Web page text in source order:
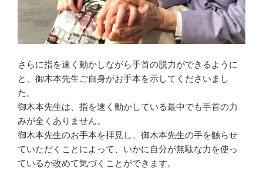
さらに指を速く動かしながら手首の脱力ができるように
と、御木本先生ご自身がお手本を示してくださいまし
た。
御木本先生は、指を速く動かしている最中でも手首の力
みが全くありません。
御木本先生のお手本を拝見し、御木本先生の手を触らせ
ていただくことによって、いかに自分が無駄な力を使っ
ているか改めて気づくことができます。